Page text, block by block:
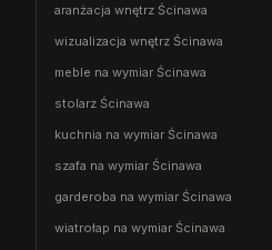
aranżacja wnętrz Ścinawa
wizualizacja wnętrz Ścinawa
meble na wymiar Ścinawa
stolarz Ścinawa
kuchnia na wymiar Ścinawa
szafa na wymiar Ścinawa
garderoba na wymiar Ścinawa
wiatrołap na wymiar Ścinawa